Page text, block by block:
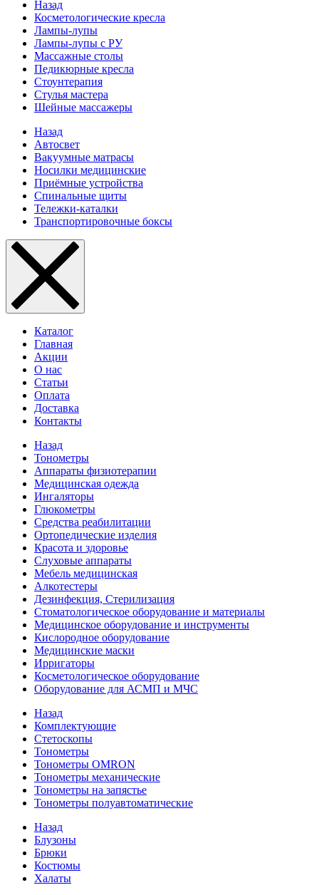
Назад
Косметологические кресла
Лампы-лупы
Лампы-лупы с РУ
Массажные столы
Педикюрные кресла
Стоунтерапия
Стулья мастера
Шейные массажеры
Назад
Автосвет
Вакуумные матрасы
Носилки медицинские
Приёмные устройства
Спинальные щиты
Тележки-каталки
Транспортировочные боксы
Каталог
Главная
Акции
О нас
Статьи
Оплата
Доставка
Контакты
Назад
Тонометры
Аппараты физиотерапии
Медицинская одежда
Ингаляторы
Глюкометры
Средства реабилитации
Ортопедические изделия
Красота и здоровье
Слуховые аппараты
Мебель медицинская
Алкотестеры
Дезинфекция, Стерилизация
Стоматологическое оборудование и материалы
Медицинское оборудование и инструменты
Кислородное оборудование
Медицинские маски
Ирригаторы
Косметологическое оборудование
Оборудование для АСМП и МЧС
Назад
Комплектующие
Стетоскопы
Тонометры
Тонометры OMRON
Тонометры механические
Тонометры на запястье
Тонометры полуавтоматические
Назад
Блузоны
Брюки
Костюмы
Халаты